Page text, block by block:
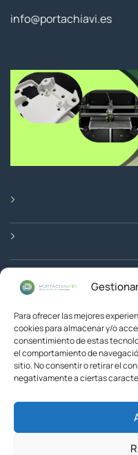
Para ofrecer las mejores
cookies para almacenar y/o
consentimiento de estas
el comportamiento de
sitio. No consentir o retirar el
negativamente a ciertas
info@portachiavi.es
©